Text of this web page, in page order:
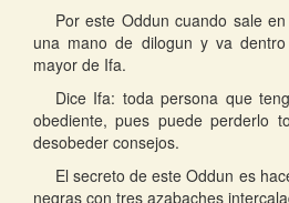
Por este Oddun cuando sale
una mano de dilogun y va
mayor de Ifa.
Dice Ifa: toda persona que
obediente, pues puede perderlo
desobeder consejos.
El secreto de este Oddun es
negras con tres azabaches